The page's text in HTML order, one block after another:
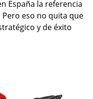
España la referencia
Pero eso no quita que
y de éxito